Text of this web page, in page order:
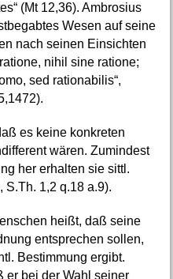
(Mt 12,36). Ambrosius
Wesen auf seine
nach seinen Einsichten
nihil sine ratione;
sed rationabilis“,
es keine konkreten
wären. Zumindest
her erhalten sie sittl.
S.Th. 1,2 q.18 a.9).
heißt, daß seine
entsprechen sollen,
Bestimmung ergibt.
er bei der Wahl seiner